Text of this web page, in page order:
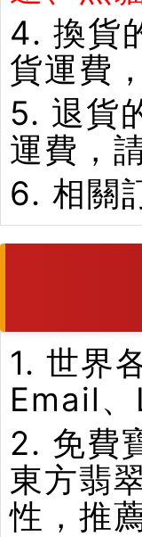
4. 換貨
貨運費
5. 退貨
運費，
6. 相關
1. 世界
Email
2. 免費
東方翡
性，推